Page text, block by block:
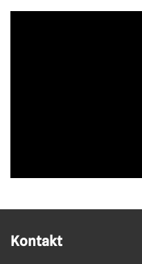
Kontakt